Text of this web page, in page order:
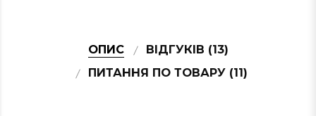
ОПИС
ВІДГУКІВ (13)
ПИТАННЯ ПО ТОВАРУ (11)